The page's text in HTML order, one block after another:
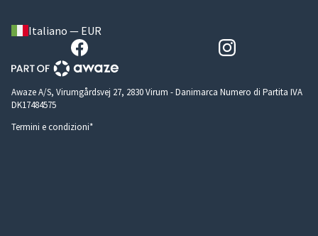
Italiano — EUR
Awaze A/S, Virumgårdsvej 27, 2830 Virum - Danimarca Numero di Partita IVA
DK17484575
Termini e condizioni*